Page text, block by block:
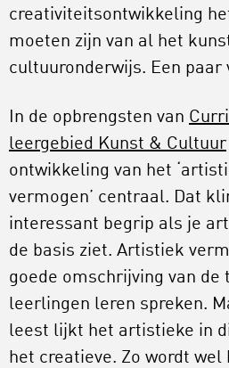
creativiteitsontwikkeling
moeten zijn van al het
cultuuronderwijs. Een paar
In de opbrengsten van
leergebied Kunst & Cultuur
ontwikkeling van het
vermogen’ centraal. Dat
interessant begrip als je
de basis ziet. Artistiek
goede omschrijving van
leerlingen leren spreken.
leest lijkt het artistieke in
het creatieve. Zo wordt wel